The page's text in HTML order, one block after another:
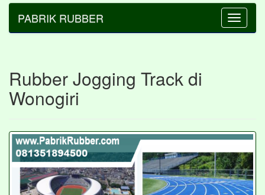
Toggle
PABRIK RUBBER
Rubber Jogging Track di
Wonogiri